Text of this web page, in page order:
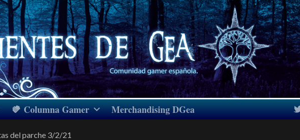
Columna Gamer Merchandising DGea
del parche 3/2/21